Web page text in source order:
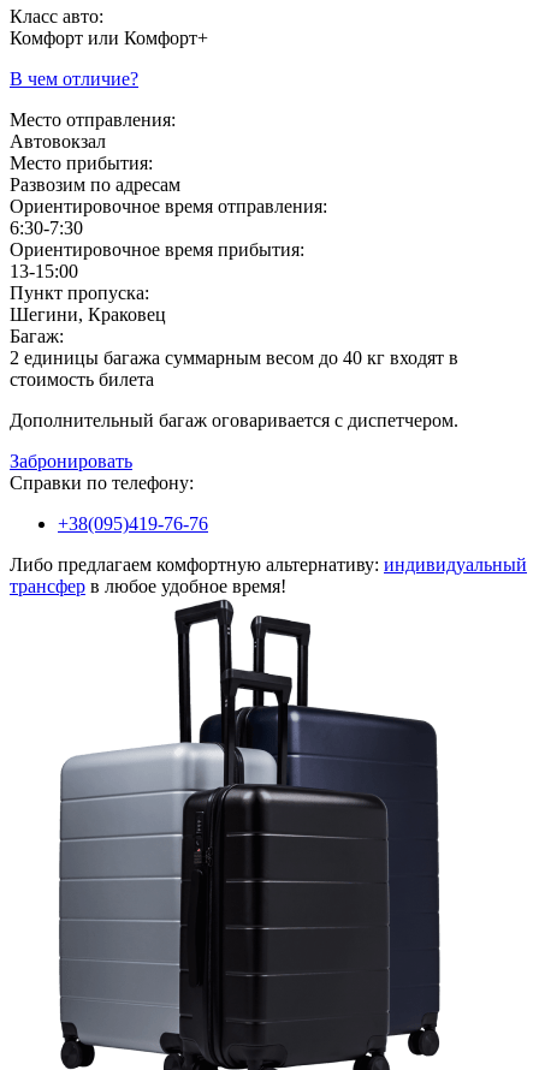
Класс авто:
Комфорт или Комфорт+
В чем отличие?
Место отправления:
Автовокзал
Место прибытия:
Развозим по адресам
Ориентировочное время отправления:
6:30-7:30
Ориентировочное время прибытия:
13-15:00
Пункт пропуска:
Шегини, Краковец
Багаж:
2 единицы багажа суммарным весом до 40 кг входят в
стоимость билета
Дополнительный багаж оговаривается с диспетчером.
Забронировать
Справки по телефону:
+38(095)419-76-76
Либо предлагаем комфортную альтернативу: индивидуальный
трансфер в любое удобное время!